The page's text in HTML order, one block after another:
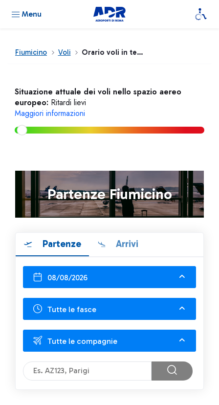
Menu
Fiumicino Voli Orario voli in tempo reale
Situazione attuale dei voli nello spazio aereo
europeo: Ritardi lievi
Maggiori informazioni
Partenze Fiumicino
Partenze Arrivi
08/08/2026
Tutte le fasce
Tutte le compagnie